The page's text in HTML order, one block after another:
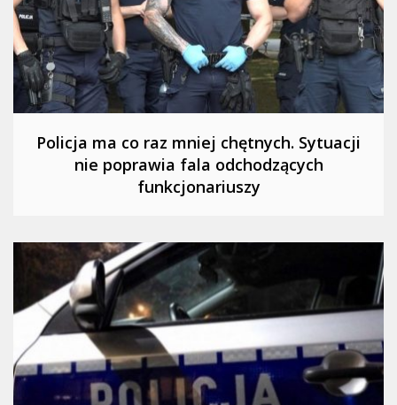
Policja ma co raz mniej chętnych. Sytuacji
nie poprawia fala odchodzących
funkcjonariuszy